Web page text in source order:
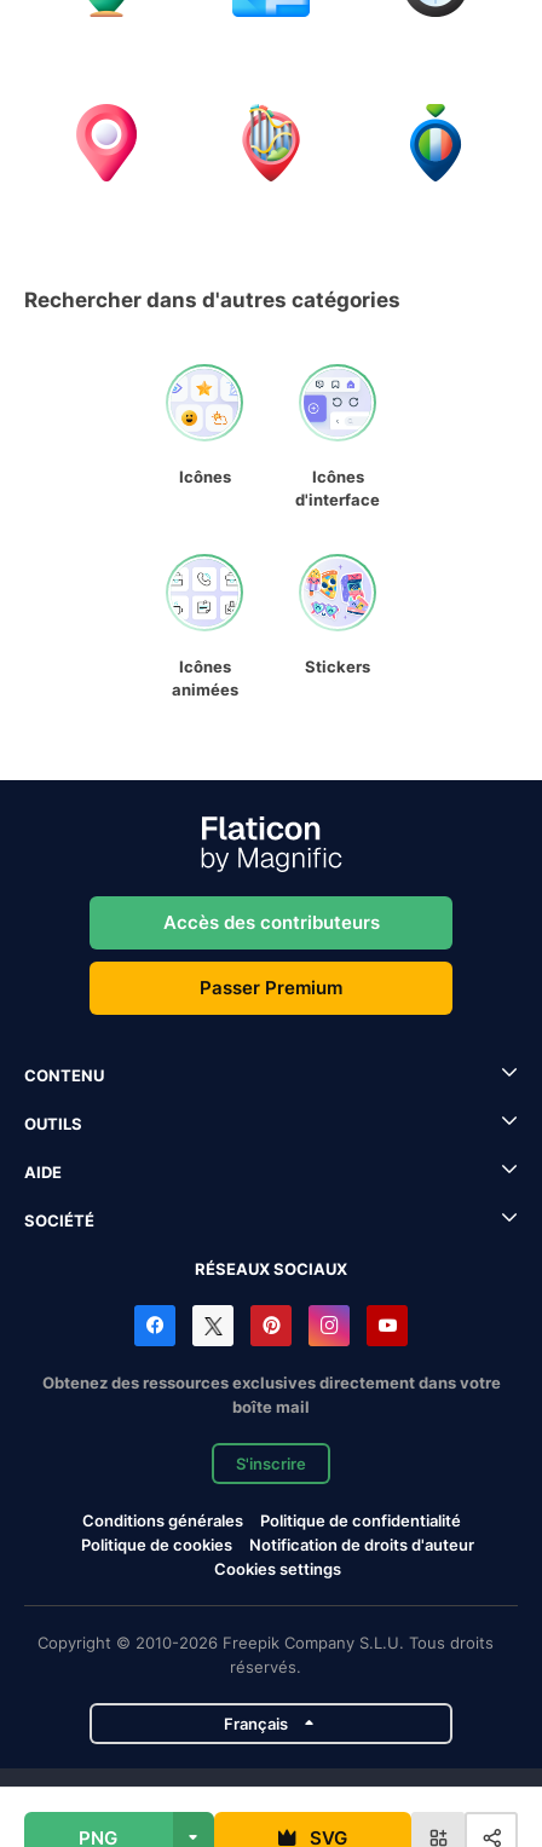
PNG SVG
Rechercher dans d'autres catégories
Icônes
Icônes
d'interface
Icônes
animées
Stickers
Accès des contributeurs
Passer Premium
CONTENU
OUTILS
AIDE
SOCIÉTÉ
RÉSEAUX SOCIAUX
Obtenez des ressources exclusives directement dans votre
boîte mail
S'inscrire
Conditions générales
Politique de confidentialité
Politique de cookies
Notification de droits d'auteur
Cookies settings
Copyright © 2010-2026 Freepik Company S.L.U. Tous droits
réservés.
Français